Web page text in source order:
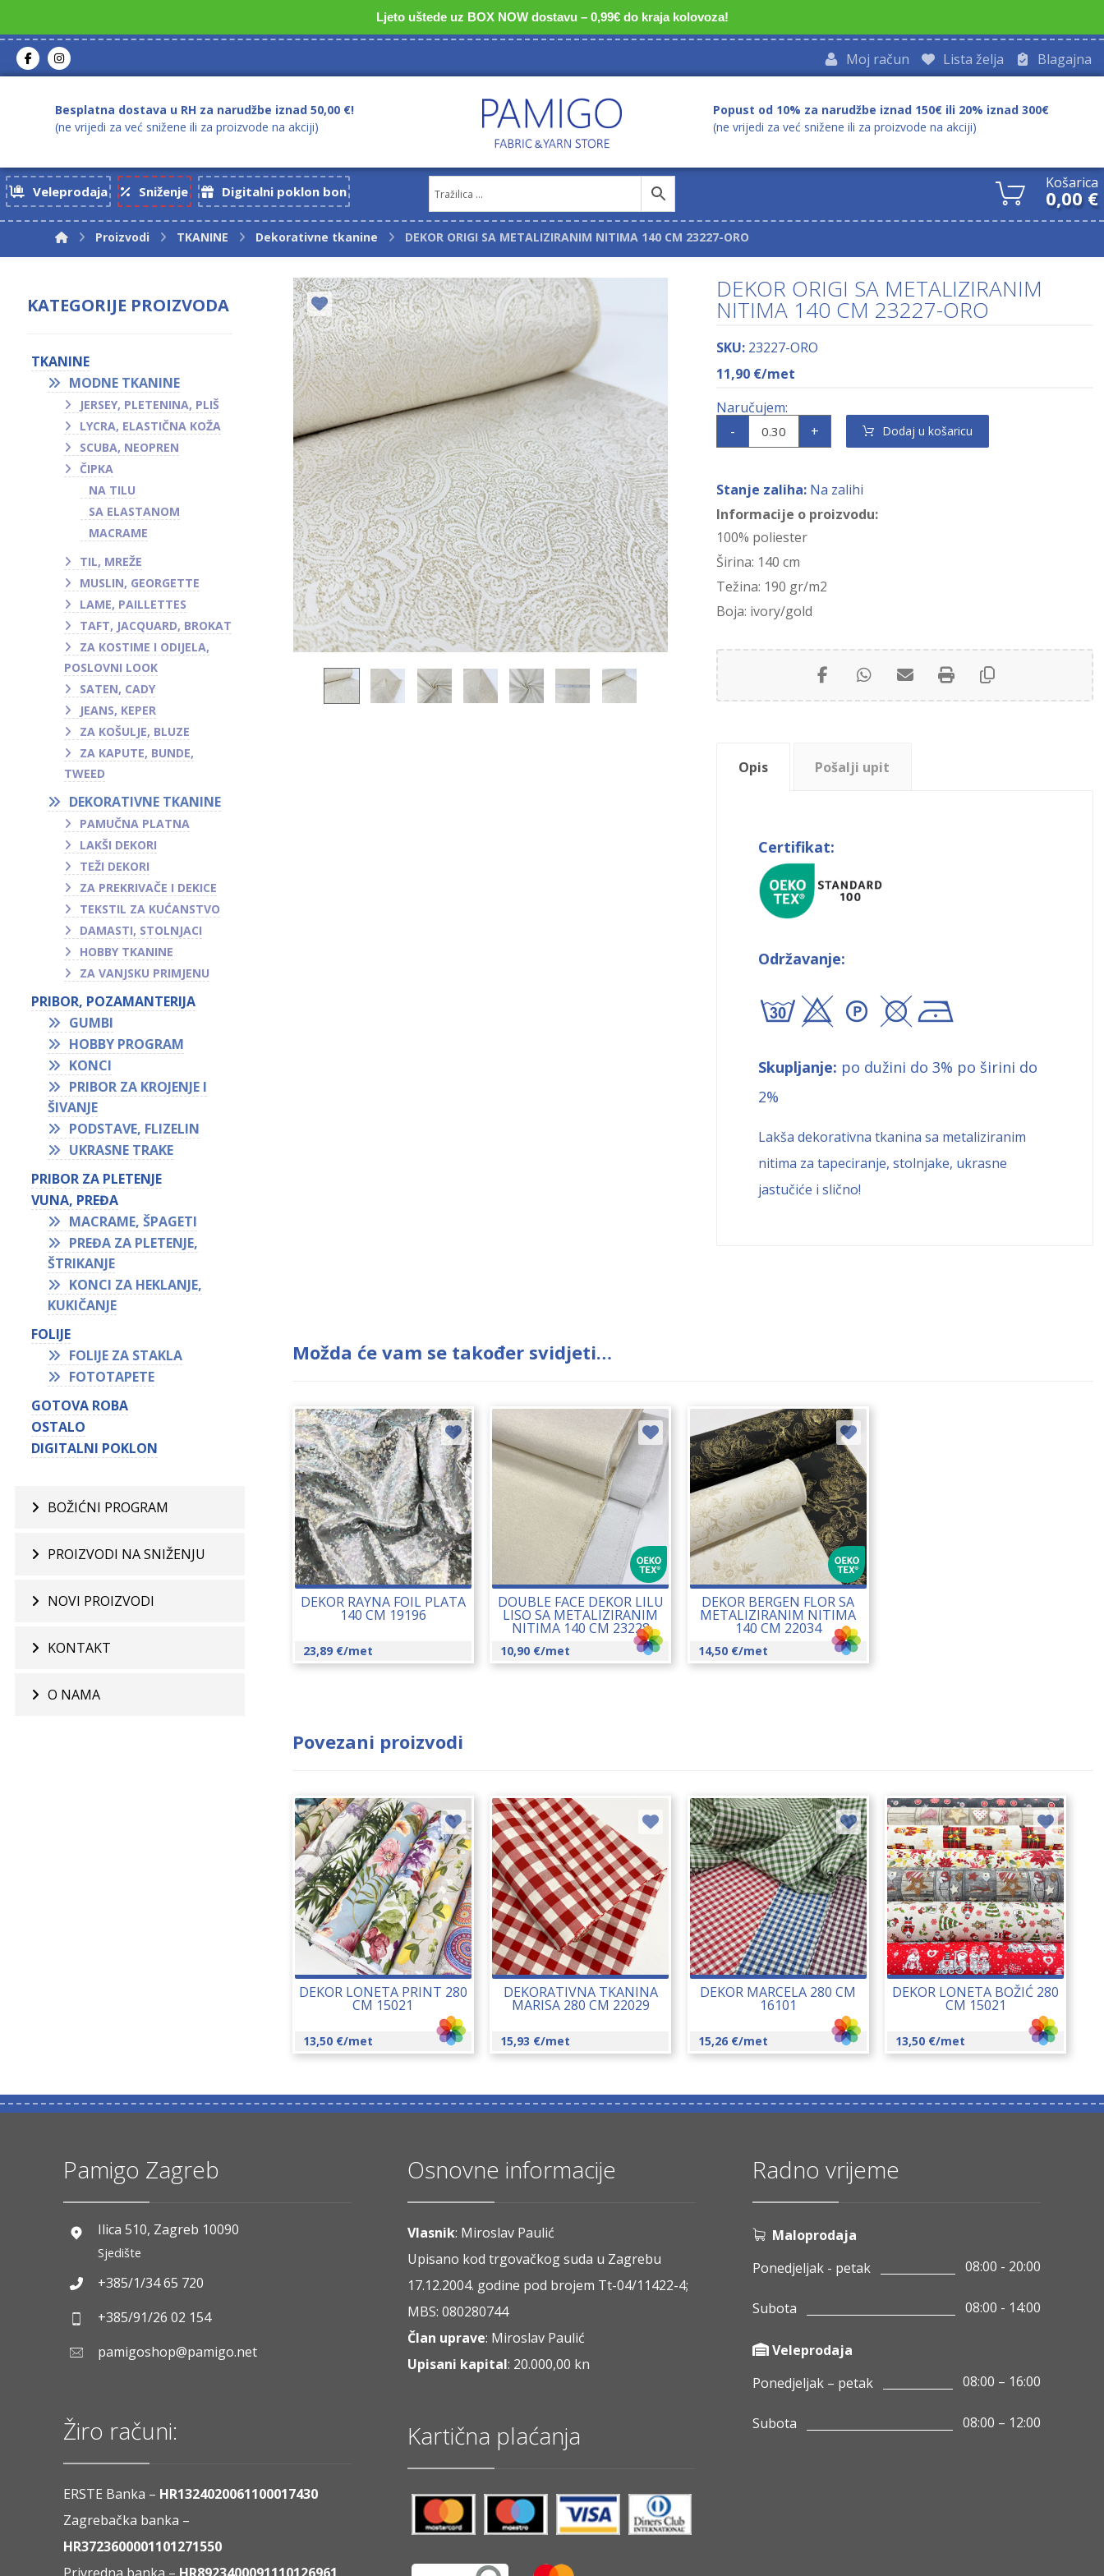
Ljeto uštede uz BOX NOW dostavu – 0,99€ do kraja kolovoza!
Blagajna
Lista želja
Moj račun
Besplatna dostava u RH za narudžbe iznad 50,00 €!
(ne vrijedi za već snižene ili za proizvode na akciji)
Popust od 10% za narudžbe iznad 150€ ili 20% iznad 300€
(ne vrijedi za već snižene ili za proizvode na akciji)
Veleprodaja Sniženje Digitalni poklon bon Košarica
0,00 €
Proizvodi TKANINE Dekorativne tkanine DEKOR ORIGI SA METALIZIRANIM NITIMA 140 CM 23227-ORO
DEKOR ORIGI SA METALIZIRANIM
NITIMA 140 CM 23227-ORO
SKU: 23227-ORO
11,90 €/met
- + Dodaj u košaricu
Stanje zaliha: Na zalihi
Informacije o proizvodu:
100% poliester
Širina: 140 cm
Težina: 190 gr/m2
Boja: ivory/gold
Opis Pošalji upit
Certifikat:
Održavanje:
axA\!
Skupljanje: po dužini do 3% po širini do
2%
Lakša dekorativna tkanina sa metaliziranim
nitima za tapeciranje, stolnjake, ukrasne
jastučiće i slično!
Možda će vam se također svidjeti…
DEKOR RAYNA FOIL PLATA
140 CM 19196
23,89 €/met
DOUBLE FACE DEKOR LILU
LISO SA METALIZIRANIM
NITIMA 140 CM 23228
10,90 €/met
DEKOR BERGEN FLOR SA
METALIZIRANIM NITIMA
140 CM 22034
14,50 €/met
Povezani proizvodi
DEKOR LONETA PRINT 280
CM 15021
13,50 €/met
DEKORATIVNA TKANINA
MARISA 280 CM 22029
15,93 €/met
DEKOR MARCELA 280 CM
16101
15,26 €/met
DEKOR LONETA BOŽIĆ 280
CM 15021
13,50 €/met
KATEGORIJE PROIZVODA
TKANINE
MODNE TKANINE
JERSEY, PLETENINA, PLIŠ
LYCRA, ELASTIČNA KOŽA
SCUBA, NEOPREN
ČIPKA
NA TILU
SA ELASTANOM
MACRAME
TIL, MREŽE
MUSLIN, GEORGETTE
LAME, PAILLETTES
TAFT, JACQUARD, BROKAT
ZA KOSTIME I ODIJELA,
POSLOVNI LOOK
SATEN, CADY
JEANS, KEPER
ZA KOŠULJE, BLUZE
ZA KAPUTE, BUNDE,
TWEED
DEKORATIVNE TKANINE
PAMUČNA PLATNA
LAKŠI DEKORI
TEŽI DEKORI
ZA PREKRIVAČE I DEKICE
TEKSTIL ZA KUĆANSTVO
DAMASTI, STOLNJACI
HOBBY TKANINE
ZA VANJSKU PRIMJENU
PRIBOR, POZAMANTERIJA
GUMBI
HOBBY PROGRAM
KONCI
PRIBOR ZA KROJENJE I
ŠIVANJE
PODSTAVE, FLIZELIN
UKRASNE TRAKE
PRIBOR ZA PLETENJE
VUNA, PREĐA
MACRAME, ŠPAGETI
PREĐA ZA PLETENJE,
ŠTRIKANJE
KONCI ZA HEKLANJE,
KUKIČANJE
FOLIJE
FOLIJE ZA STAKLA
FOTOTAPETE
GOTOVA ROBA
OSTALO
DIGITALNI POKLON
BOŽIĆNI PROGRAM
PROIZVODI NA SNIŽENJU
NOVI PROIZVODI
KONTAKT
O NAMA
Pamigo Zagreb
Ilica 510, Zagreb 10090
Sjedište
+385/1/34 65 720
+385/91/26 02 154
pamigoshop@pamigo.net
Žiro računi:
ERSTE Banka – HR1324020061100017430
Zagrebačka banka –
HR3723600001101271550
Osnovne informacije
Vlasnik: Miroslav Paulić
Upisano kod trgovačkog suda u Zagrebu
17.12.2004. godine pod brojem Tt-04/11422-4;
MBS: 080280744
Član uprave: Miroslav Paulić
Upisani kapital: 20.000,00 kn
Kartična plaćanja
Radno vrijeme
Maloprodaja
Ponedjeljak - petak
08:00 - 20:00
Subota 08:00 - 14:00
Veleprodaja
Ponedjeljak – petak
08:00 – 16:00
Subota 08:00 – 12:00